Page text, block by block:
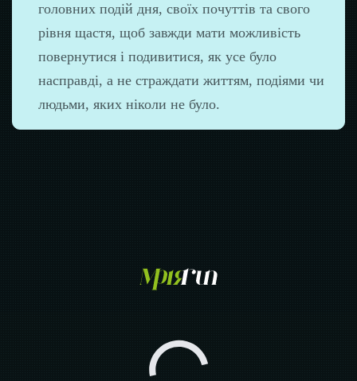
головних подій дня, своїх почуттів та свого
рівня щастя, щоб завжди мати можливість
повернутися і подивитися, як усе було
насправді, а не страждати життям, подіями чи
людьми, яких ніколи не було.